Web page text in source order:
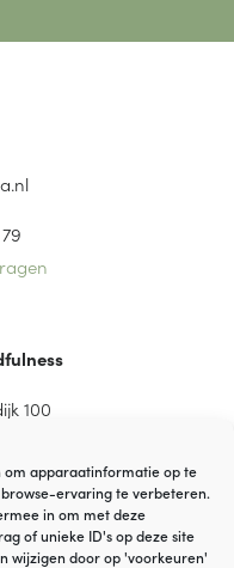
om apparaatinformatie op te
ervaring te verbeteren.
in om met deze
of unieke ID's op deze site
wijzigen door op 'voorkeuren'
100